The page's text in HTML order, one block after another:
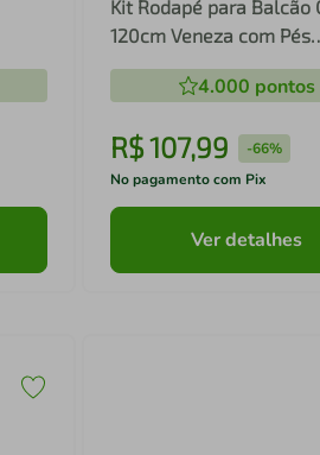
Kit Rodapé para Balcão
120cm Veneza com Pés
Multimóveis MP3728
4.000 pontos
R$107,99 -66%
No pagamento com Pix
Ver detalhes